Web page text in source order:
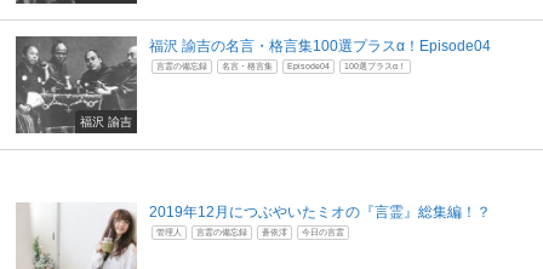
福沢 諭吉
福沢 諭吉の名言・格言集100選プラスα！Episode04
言霊の備忘録 名言・格言集 Episode04 100選プラスα！
2019年12月につぶやいたミオの『言霊』総集編！？
管理人 言霊の備忘録 蒼依澪 今日の言霊